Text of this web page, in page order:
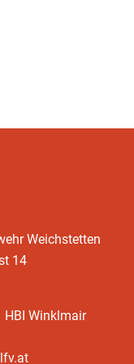
Weichstetten
14
HBI Winklmair